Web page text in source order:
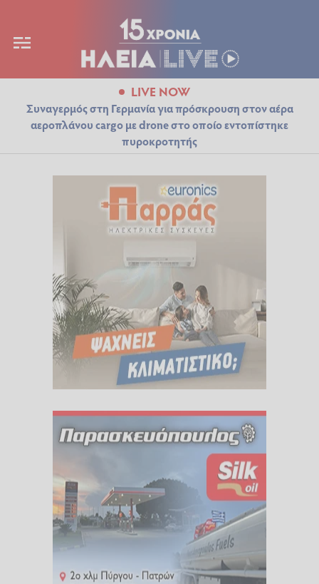
LIVE NOW
Συναγερμός στη Γερμανία για πρόσκρουση στον αέρα
αεροπλάνου cargo με drone στο οποίο εντοπίστηκε
πυροκροτητής